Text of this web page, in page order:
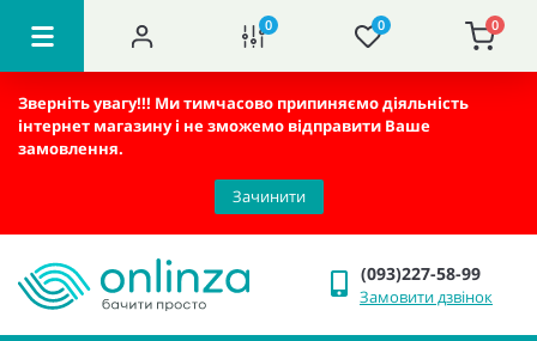
0 0 0
Зверніть увагу!!! Ми тимчасово припиняємо діяльність
інтернет магазину і не зможемо відправити Ваше
замовлення.
Зачинити
(093)227-58-99
Замовити дзвінок